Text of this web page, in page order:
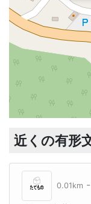
近くの有形
0.01km